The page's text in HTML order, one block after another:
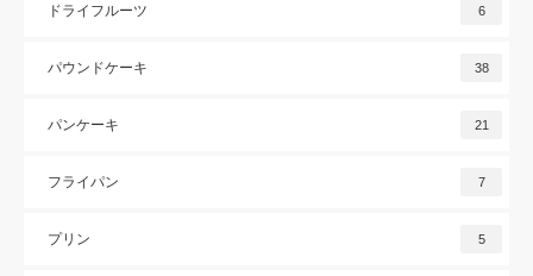
ドライフルーツ 6
パウンドケーキ 38
パンケーキ 21
フライパン 7
プリン 5